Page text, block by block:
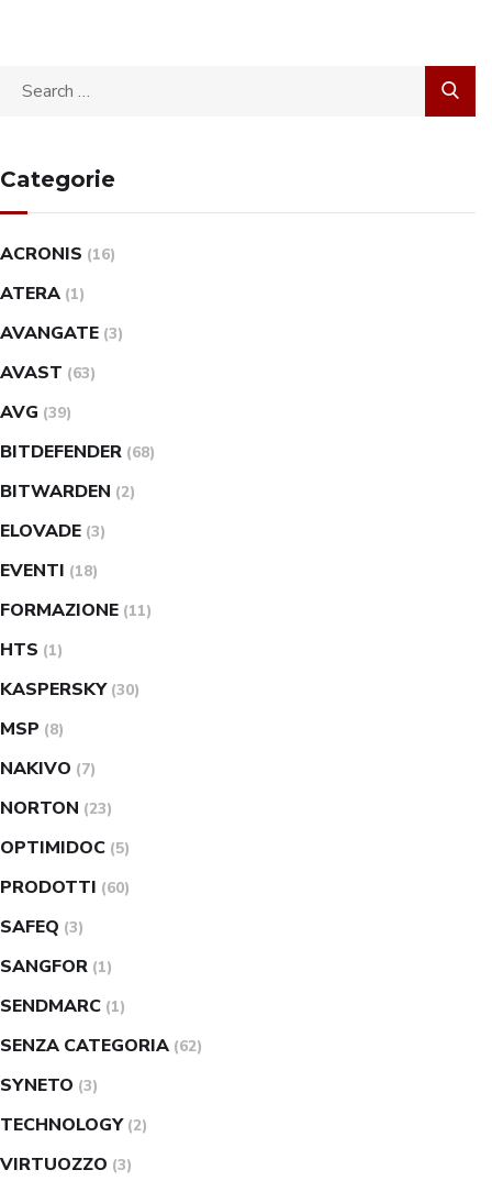
Categorie
ACRONIS (16)
ATERA (1)
AVANGATE (3)
AVAST (63)
AVG (39)
BITDEFENDER (68)
BITWARDEN (2)
ELOVADE (3)
EVENTI (18)
FORMAZIONE (11)
HTS (1)
KASPERSKY (30)
MSP (8)
NAKIVO (7)
NORTON (23)
OPTIMIDOC (5)
PRODOTTI (60)
SAFEQ (3)
SANGFOR (1)
SENDMARC (1)
SENZA CATEGORIA (62)
SYNETO (3)
TECHNOLOGY (2)
VIRTUOZZO (3)